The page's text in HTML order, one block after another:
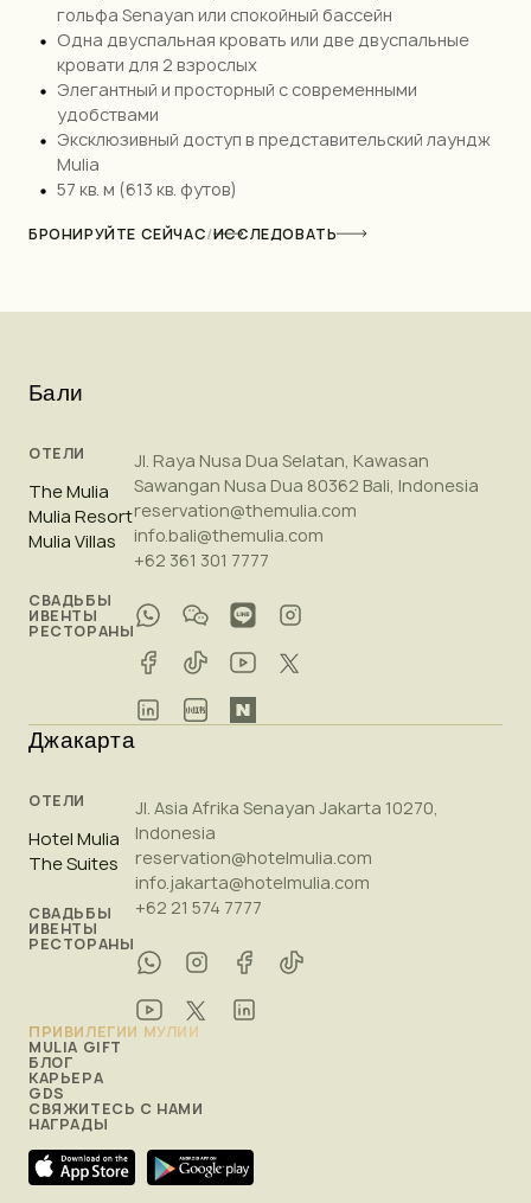
гольфа Senayan или спокойный бассейн
Одна двуспальная кровать или две двуспальные
кровати для 2 взрослых
Элегантный и просторный с современными
удобствами
Эксклюзивный доступ в представительский лаундж
Mulia
57 кв. м (613 кв. футов)
БРОНИРУЙТЕ СЕЙЧАС/ИССЛЕДОВАТЬ
Бали
ОТЕЛИ
The Mulia
Mulia Resort
Mulia Villas
СВАДЬБЫ
ИВЕНТЫ
РЕСТОРАНЫ
Jl. Raya Nusa Dua Selatan, Kawasan
Sawangan Nusa Dua 80362 Bali, Indonesia
reservation@themulia.com
info.bali@themulia.com
+62 361 301 7777
Джакарта
ОТЕЛИ
Hotel Mulia
The Suites
СВАДЬБЫ
ИВЕНТЫ
РЕСТОРАНЫ
Jl. Asia Afrika Senayan Jakarta 10270,
Indonesia
reservation@hotelmulia.com
info.jakarta@hotelmulia.com
+62 21 574 7777
ПРИВИЛЕГИИ МУЛИИ
MULIA GIFT
БЛОГ
КАРЬЕРА
GDS
СВЯЖИТЕСЬ С НАМИ
НАГРАДЫ